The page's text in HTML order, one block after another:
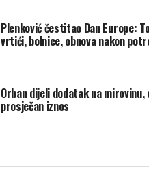
Plenković čestitao Dan Europe:
vrtići, bolnice, obnova nakon
Orban dijeli dodatak na mirovinu,
prosječan iznos